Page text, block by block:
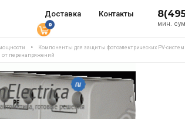
Доставка Контакты
мин.
0
Компоненты для защиты фотоэлектрических PV-систем
от перенапряжений